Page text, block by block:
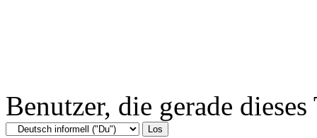
Benutzer, die gerade